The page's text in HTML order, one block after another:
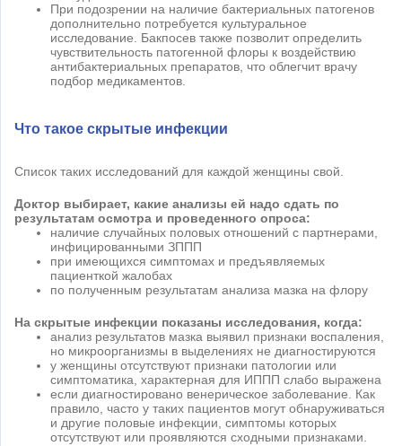
При подозрении на наличие бактериальных патогенов
дополнительно потребуется культуральное
исследование. Бакпосев также позволит определить
чувствительность патогенной флоры к воздействию
антибактериальных препаратов, что облегчит врачу
подбор медикаментов.
Что такое скрытые инфекции
Список таких исследований для каждой женщины свой.
Доктор выбирает, какие анализы ей надо сдать по
результатам осмотра и проведенного опроса:
наличие случайных половых отношений с партнерами,
инфицированными ЗППП
при имеющихся симптомах и предъявляемых
пациенткой жалобах
по полученным результатам анализа мазка на флору
На скрытые инфекции показаны исследования, когда:
анализ результатов мазка выявил признаки воспаления,
но микроорганизмы в выделениях не диагностируются
у женщины отсутствуют признаки патологии или
симптоматика, характерная для ИППП слабо выражена
если диагностировано венерическое заболевание. Как
правило, часто у таких пациентов могут обнаруживаться
и другие половые инфекции, симптомы которых
отсутствуют или проявляются сходными признаками.